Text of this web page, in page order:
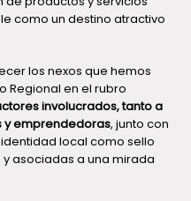
como un destino atractivo
los nexos que hemos
Regional en el rubro
involucrados, tanto a
y emprendedoras, junto con
local como sello
asociadas a una mirada